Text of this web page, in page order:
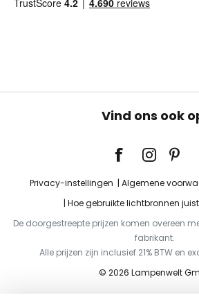
Vind ons ook
Privacy-instellingen Algemene
Hoe gebruikte lichtbronnen
De doorgestreepte prijzen komen overeen
fabrikant.
Alle prijzen zijn inclusief 21% BTW en
© 2026 Lampenwelt